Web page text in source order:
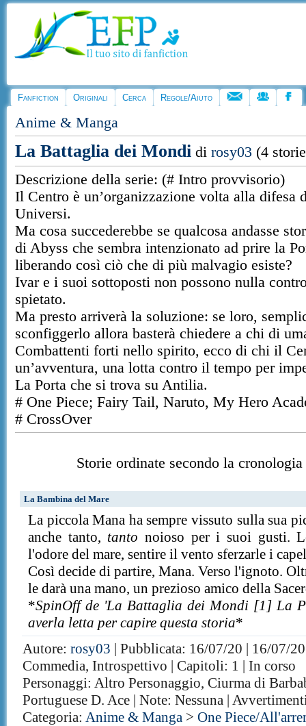
Fanfiction Originali Cerca Regole/Aiuto
Anime & Manga
La Battaglia dei Mondidi rosy03 (4
Descrizione della serie: (# Intro provvisorio)
Il Centro è un’organizzazione volta alla difesa
Universi.
Ma cosa succederebbe se qualcosa andasse
di Abyss che sembra intenzionato ad prire la
liberando così ciò che di più malvagio esiste?
Ivar e i suoi sottoposti non possono nulla
spietato.
Ma presto arriverà la soluzione: se loro,
sconfiggerlo allora basterà chiedere a chi di
Combattenti forti nello spirito, ecco di chi il
un’avventura, una lotta contro il tempo per
La Porta che si trova su Antilia.
# One Piece; Fairy Tail, Naruto, My Hero
# CrossOver
Storie ordinate secondo la
La Bambina del Mare
La piccola Mana ha sempre vissuto sulla sua
anche tanto, tanto noioso per i suoi gusti.
l'odore del mare, sentire il vento sferzarle i
Così decide di partire, Mana. Verso l'ignoto.
le darà una mano, un prezioso amico della
*SpinOff de 'La Battaglia dei Mondi [1] La
averla letta per capire questa storia*
Autore: rosy03 | Pubblicata: 16/07/20 | 16/07/
Commedia, Introspettivo | Capitoli: 1 | In corso
Personaggi: Altro Personaggio, Ciurma di
Portuguese D. Ace | Note: Nessuna |
Categoria: Anime & Manga> One Piece/